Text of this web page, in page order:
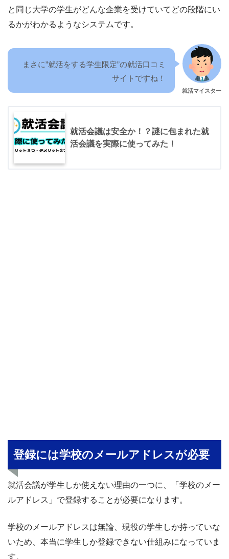
と同じ大学の学生がどんな企業を受けていてどの段階にい
るかがわかるようなシステムです。
就活マイスター
まさに”就活をする学生限定”の就活口コミ
サイトですね！
就活会議は安全か！？謎に包まれた就
活会議を実際に使ってみた！
登録には学校のメールアドレスが必要
就活会議が学生しか使えない理由の一つに、「学校のメー
ルアドレス」で登録することが必要になります。
学校のメールアドレスは無論、現役の学生しか持っていな
いため、本当に学生しか登録できない仕組みになっていま
す。